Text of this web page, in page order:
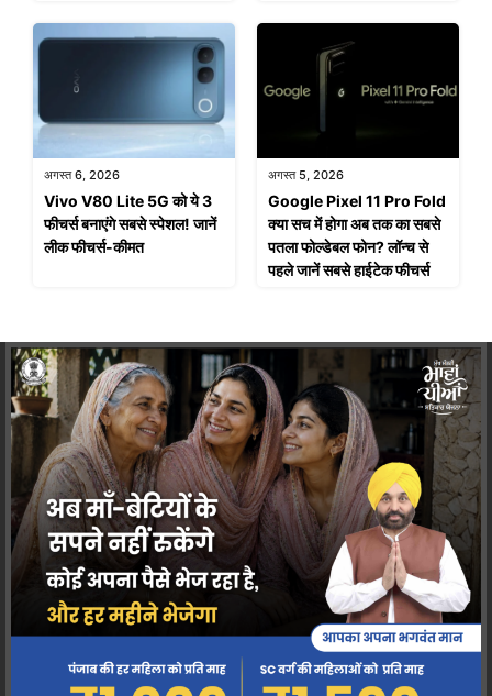
अगस्त 6, 2026
Vivo V80 Lite 5G को ये 3
फीचर्स बनाएंगे सबसे स्पेशल! जानें
लीक फीचर्स-कीमत
अगस्त 5, 2026
Google Pixel 11 Pro Fold
क्या सच में होगा अब तक का सबसे
पतला फोल्डेबल फोन? लॉन्च से
पहले जानें सबसे हाईटेक फीचर्स